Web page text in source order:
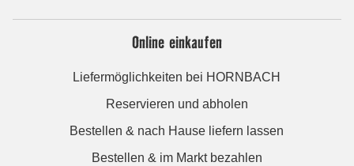
Online einkaufen
Liefermöglichkeiten bei HORNBACH
Reservieren und abholen
Bestellen & nach Hause liefern lassen
Bestellen & im Markt bezahlen